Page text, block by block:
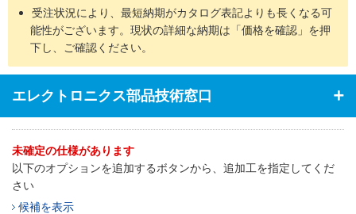
受注状況により、最短納期がカタログ表記よりも長くなる可
能性がございます。現状の詳細な納期は「価格を確認」を押
下し、ご確認ください。
エレクトロニクス部品技術窓口
未確定の仕様があります
以下のオプションを追加するボタンから、追加工を指定してくだ
さい
候補を表示